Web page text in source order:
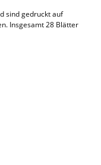
sind gedruckt auf
Insgesamt 28 Blätter